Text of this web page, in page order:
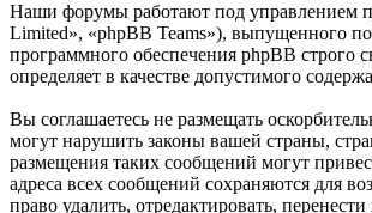
Наши форумы работают под управлением
Limited», «phpBB Teams»), выпущенного
программного обеспечения phpBB строго
определяет в качестве допустимого
Вы соглашаетесь не размещать
могут нарушить законы вашей страны,
размещения таких сообщений могут
адреса всех сообщений сохраняются для
право удалить, отредактировать,